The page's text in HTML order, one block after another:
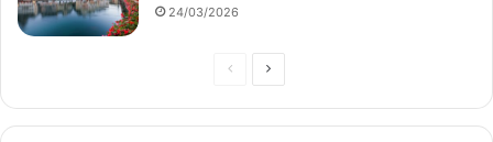
24/03/2026
Предыдущая
Следующая